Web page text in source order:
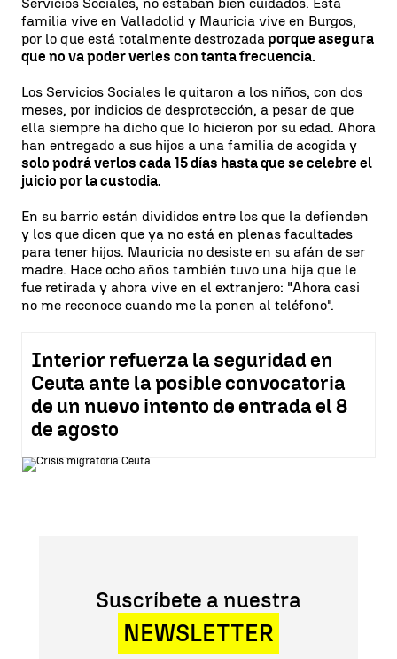
familia vive en Valladolid y Mauricia vive en Burgos,
por lo que está totalmente destrozadaporque asegura
que no va poder verles con tanta frecuencia.
Los Servicios Sociales le quitaron a los niños, con dos
meses, por indicios de desprotección, a pesar de que
ella siempre ha dicho que lo hicieron por su edad. Ahora
han entregado a sus hijos a una familia de acogida y
solo podrá verlos cada 15 días hasta que se celebre el
juicio por la custodia.
En su barrio están divididos entre los que la defienden
y los que dicen que ya no está en plenas facultades
para tener hijos. Mauricia no desiste en su afán de ser
madre. Hace ocho años también tuvo una hija que le
fue retirada y ahora vive en el extranjero: "Ahora casi
no me reconoce cuando me la ponen al teléfono".
Interior refuerza la seguridad en
Ceuta ante la posible convocatoria
de un nuevo intento de entrada el 8
de agosto
Suscríbete a nuestra
NEWSLETTER